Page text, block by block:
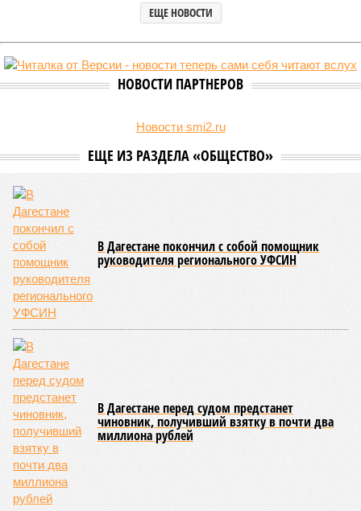
ЕЩЕ НОВОСТИ
НОВОСТИ ПАРТНЕРОВ
Новости smi2.ru
ЕЩЕ ИЗ РАЗДЕЛА «ОБЩЕСТВО»
В Дагестане покончил с собой помощник
руководителя регионального УФСИН
В Дагестане перед судом предстанет
чиновник, получивший взятку в почти два
миллиона рублей